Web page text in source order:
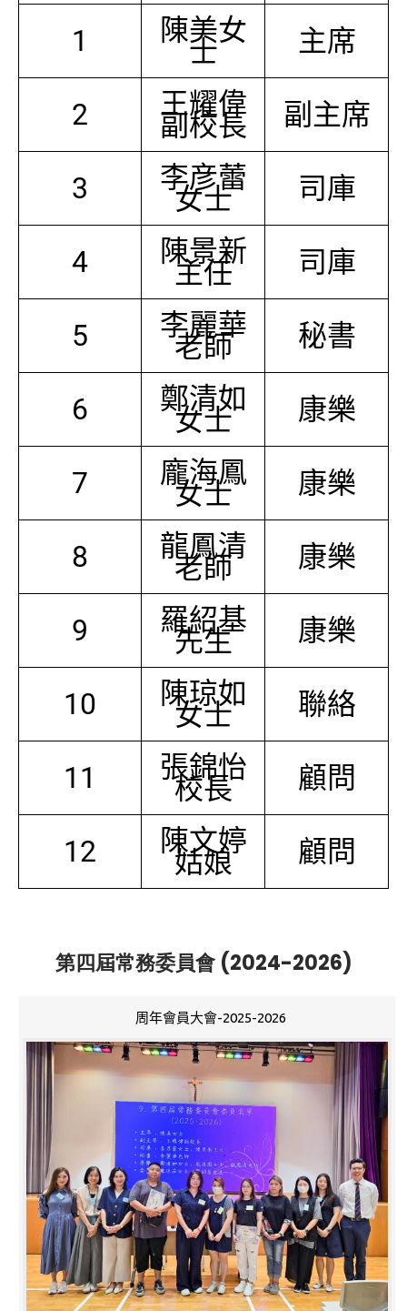
1
陳美女
士 主席
2 王耀偉
副校長 副主席
3 李彦蕾
女士 司庫
4 陳景新
主任 司庫
5 李麗華
老師 秘書
6 鄭清如
女士 康樂
7 龐海鳳
女士 康樂
8 龍鳳清
老師 康樂
9 羅紹基
先生 康樂
10 陳琼如
女士 聯絡
11 張錦怡
校長 顧問
12 陳文婷
姑娘 顧問
第四屆常務委員會 (2024-2026)
周年會員大會-2025-2026